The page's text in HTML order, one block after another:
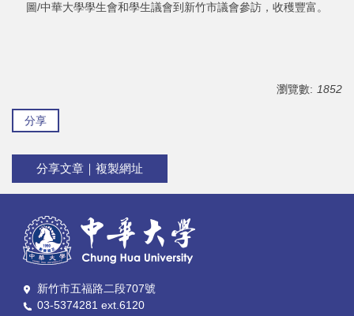
圖/中華大學學生會和學生議會到新竹市議會參訪，收穫豐富。
瀏覽數: 1852
分享
分享文章｜複製網址
新竹市五福路二段707號
03-5374281 ext.6120